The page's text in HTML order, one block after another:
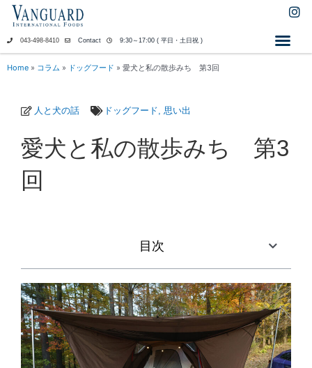
ス
キ
I
043-498-8410 Contact 9:30～17:00 ( 平日・土日祝 )
Home » コラム » ドッグフード » 愛犬と私の散歩みち 第3回
人と犬の話 ドッグフード, 思い出
愛犬と私の散歩みち 第3
回
目次